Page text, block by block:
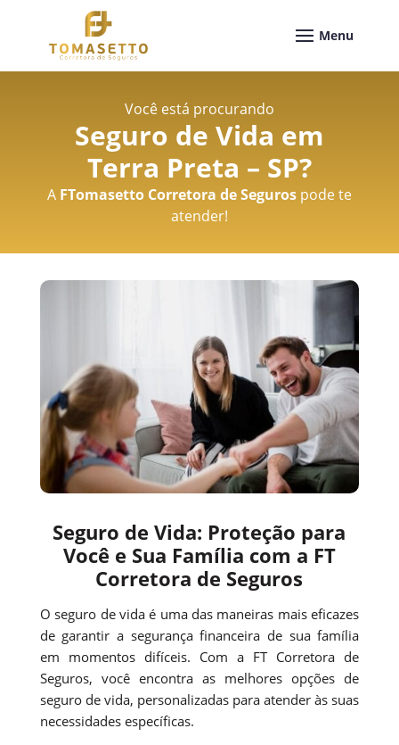
Você está procurando
Seguro de Vida em
Terra Preta – SP?
A FTomasetto Corretora de Segurospode te
atender!
Seguro de Vida: Proteção para
Você e Sua Família com a FT
Corretora de Seguros
O seguro de vida é uma das maneiras mais eficazes
de garantir a segurança financeira de sua família
em momentos difíceis. Com a FT Corretora de
Seguros, você encontra as melhores opções de
seguro de vida, personalizadas para atender às suas
necessidades específicas.